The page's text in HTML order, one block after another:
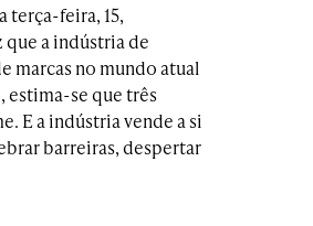
terça-feira, 15,
que a indústria de
marcas no mundo atual
estima-se que três
E a indústria vende a si
barreiras, despertar